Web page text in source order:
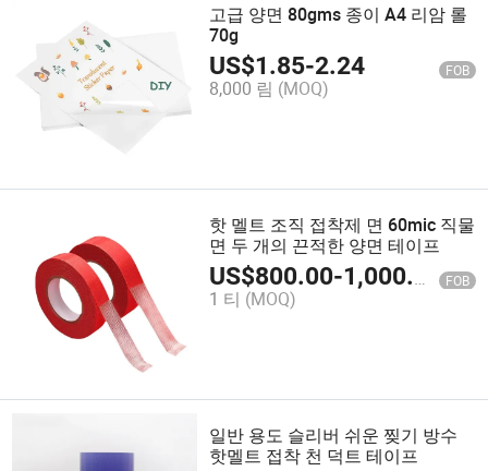
고급 양면 80gms 종이 A4 리암 롤
70g
US$1.85-2.24 FOB
8,000 림 (MOQ)
핫 멜트 조직 접착제 면 60mic 직물
면 두 개의 끈적한 양면 테이프
US$800.00-1,000.00 FOB
1 티 (MOQ)
일반 용도 슬리버 쉬운 찢기 방수
핫멜트 접착 천 덕트 테이프